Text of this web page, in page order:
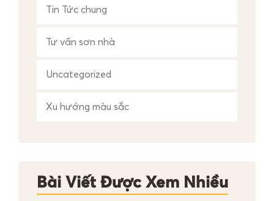
Tin Tức chung
Tư vấn sơn nhà
Uncategorized
Xu hướng màu sắc
Bài Viết Được Xem Nhiều